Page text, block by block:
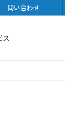
問い合わせ
ス